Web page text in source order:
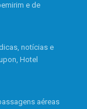
e de
notícias e
Hotel
aéreas